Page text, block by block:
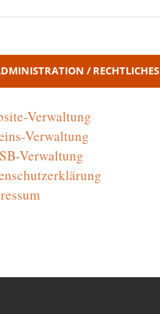
/ RECHTLICHES
Verwaltung
Verwaltung
Verwaltung